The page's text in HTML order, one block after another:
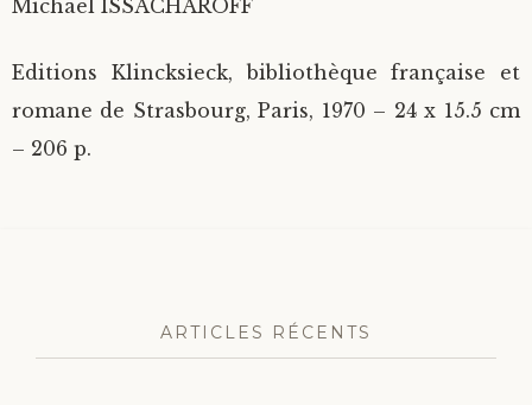
Michael ISSACHAROFF
Editions Klincksieck, bibliothèque française et
romane de Strasbourg, Paris, 1970 – 24 x 15.5 cm
– 206 p.
ARTICLES RÉCENTS